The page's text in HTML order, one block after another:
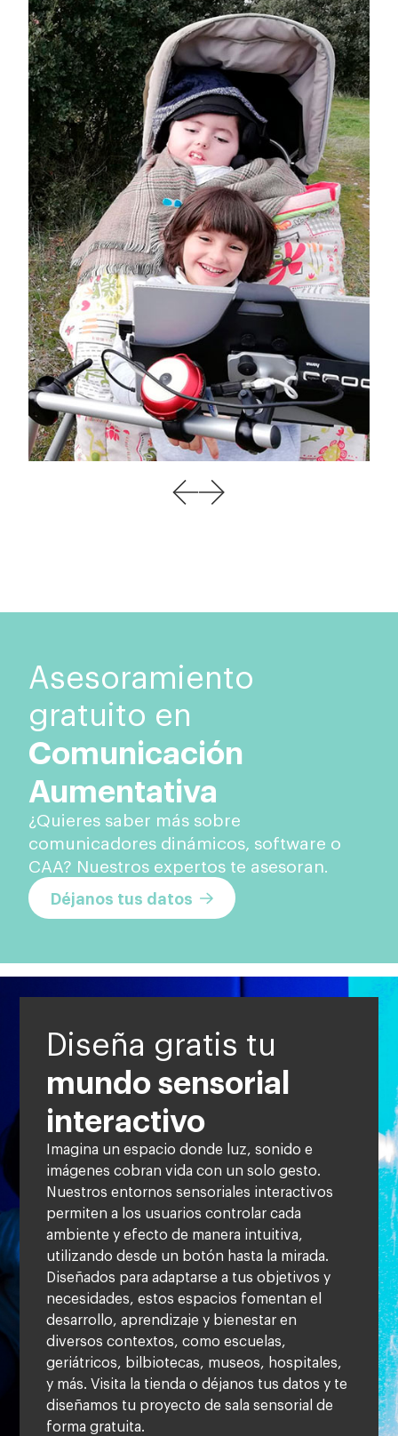
Asesoramiento
gratuito en
Comunicación
Aumentativa
¿Quieres saber más sobre
comunicadores dinámicos, software o
CAA? Nuestros expertos te asesoran.
Déjanos tus datos
Diseña gratis tu
mundo sensorial
interactivo
Imagina un espacio donde luz, sonido e
imágenes cobran vida con un solo gesto.
Nuestros entornos sensoriales interactivos
permiten a los usuarios controlar cada
ambiente y efecto de manera intuitiva,
utilizando desde un botón hasta la mirada.
Diseñados para adaptarse a tus objetivos y
necesidades, estos espacios fomentan el
desarrollo, aprendizaje y bienestar en
diversos contextos, como escuelas,
geriátricos, bilbiotecas, museos, hospitales,
y más. Visita la tienda o déjanos tus datos y te
diseñamos tu proyecto de sala sensorial de
forma gratuita.​